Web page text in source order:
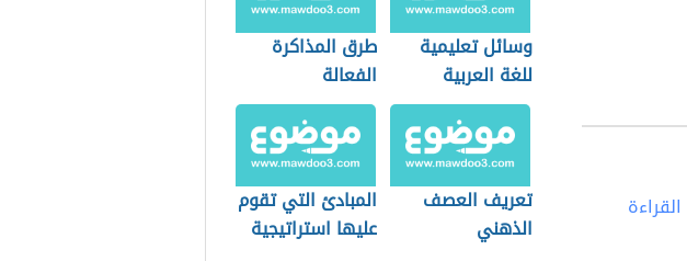
القراءة
وسائل تعليمية
للغة العربية
طرق المذاكرة
الفعالة
تعريف العصف
الذهني
المبادئ التي تقوم
عليها استراتيجية